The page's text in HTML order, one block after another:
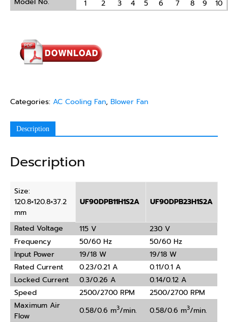
1
2 3 4 5 6 7 8 9 10
Categories: AC Cooling Fan, Blower Fan
Description
Description
Size:
120.8×120.8×37.2
mm
UF90DPB11H1S2A UF90DPB23H1S2A
Rated Voltage 115 V
230 V
Frequency
50/60 Hz
50/60 Hz
Input Power
19/18 W
19/18 W
Rated Current
0.23/0.21 A
0.11/0.1 A
Locked Current
0.3/0.26 A
0.14/0.12 A
Speed
2500/2700 RPM
2500/2700 RPM
Maximum Air
Flow
0.58/0.6 m3/min. 0.58/0.6 m3/min.